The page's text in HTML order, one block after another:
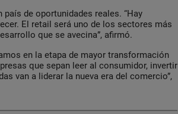
de oportunidades reales. “Hay
El retail será uno de los sectores más
que se avecina”, afirmó.
en la etapa de mayor transformación
que sepan leer al consumidor, invertir
van a liderar la nueva era del comercio”,